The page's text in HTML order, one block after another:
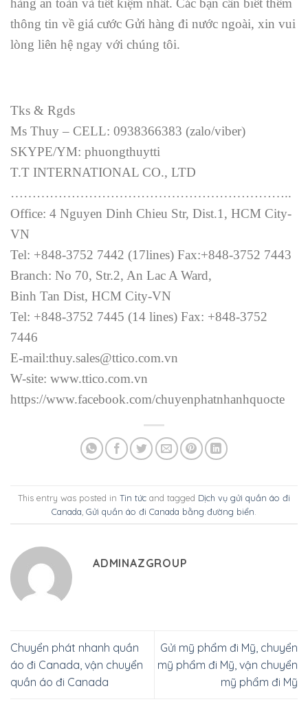
hàng an toàn và tiết kiệm nhất. Các bạn cần biết thêm
thông tin về giá cước Gửi hàng đi nước ngoài, xin vui
lòng liên hệ ngay với chúng tôi.
Tks & Rgds
Ms Thuy – CELL: 0938366383 (zalo/viber)
SKYPE/YM: phuongthuytti
T.T INTERNATIONAL CO., LTD
………………………………………………………..
Office: 4 Nguyen Dinh Chieu Str, Dist.1, HCM City-
VN
Tel: +848-3752 7442 (17lines) Fax:+848-3752 7443
Branch: No 70, Str.2, An Lac A Ward,
Binh Tan Dist, HCM City-VN
Tel: +848-3752 7445 (14 lines) Fax: +848-3752
7446
E-mail:thuy.sales@ttico.com.vn
W-site: www.ttico.com.vn
https://www.facebook.com/chuyenphatnhanhquocte
This entry was posted in Tin tức and tagged Dịch vụ gửi quần áo đi
Canada Gửi quần áo đi Canada bằng đường biển
ADMINAZGROUP
Chuyển phát nhanh quần
áo đi Canada, vận chuyển
quần áo đi Canada
Gửi mỹ phẩm đi Mỹ, chuyển
mỹ phẩm đi Mỹ, vận chuyển
mỹ phẩm đi Mỹ